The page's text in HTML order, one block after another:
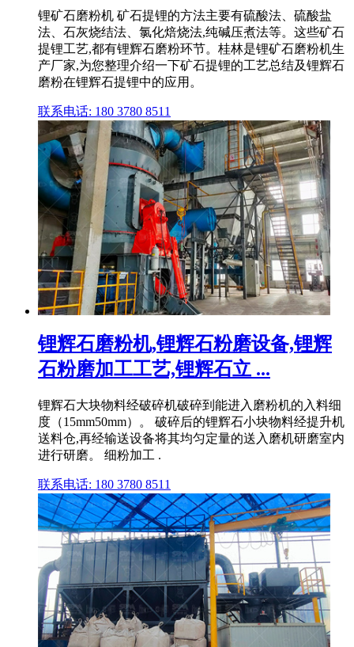
锂矿石磨粉机 矿石提锂的方法主要有硫酸法、硫酸盐
法、石灰烧结法、氯化焙烧法,纯碱压煮法等。这些矿石
提锂工艺,都有锂辉石磨粉环节。桂林是锂矿石磨粉机生
产厂家,为您整理介绍一下矿石提锂的工艺总结及锂辉石
磨粉在锂辉石提锂中的应用。
联系电话: 180 3780 8511
锂辉石磨粉机,锂辉石粉磨设备,锂辉
石粉磨加工工艺,锂辉石立 ...
锂辉石大块物料经破碎机破碎到能进入磨粉机的入料细
度（15mm50mm）。 破碎后的锂辉石小块物料经提升机
送料仓,再经输送设备将其均匀定量的送入磨机研磨室内
进行研磨。 细粉加工 .
联系电话: 180 3780 8511